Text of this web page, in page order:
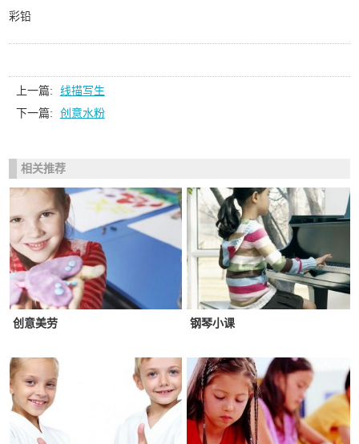
彩铅
上一篇:
线描写生
下一篇:
创意水粉
相关推荐
创意美劳 钢琴小课